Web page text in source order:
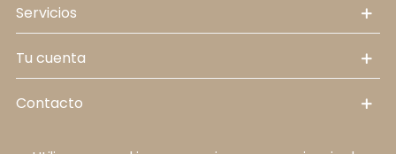
servicios
tu cuenta
contacto